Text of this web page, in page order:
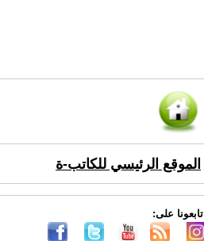
الموقع الرئيسي للكاتب-ة
تابعونا على: